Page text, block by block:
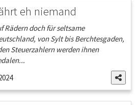
eh niemand
Rädern doch für seltsame
von Sylt bis Berchtesgaden,
Steuerzahlern werden ihnen